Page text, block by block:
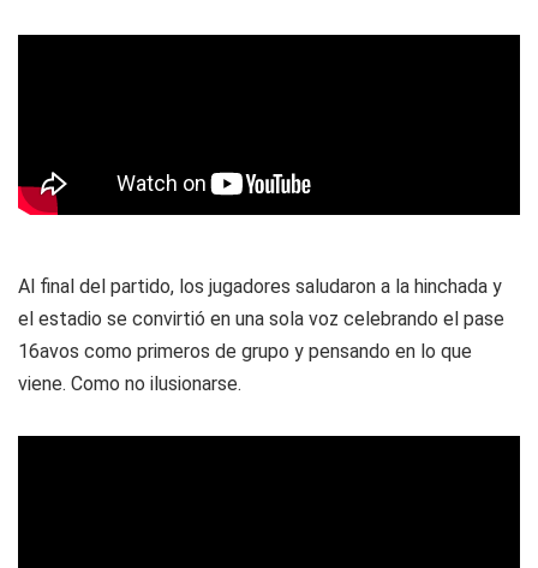
Al final del partido, los jugadores saludaron a la hinchada y
el estadio se convirtió en una sola voz celebrando el pase
16avos como primeros de grupo y pensando en lo que
viene. Como no ilusionarse.